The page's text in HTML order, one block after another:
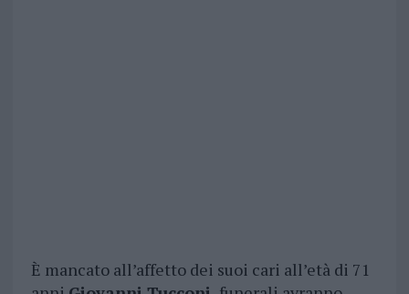
È mancato all’affetto dei suoi cari all’età di 71